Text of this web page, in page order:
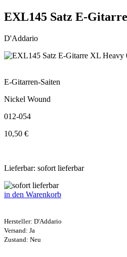
EXL145 Satz E-
D'Addario
E-Gitarren-Saiten
Nickel Wound
012-054
10,50 €
Lieferbar: sofort lieferbar
in den Warenkorb
Hersteller: D'Addario
Versand: Ja
Zustand: Neu